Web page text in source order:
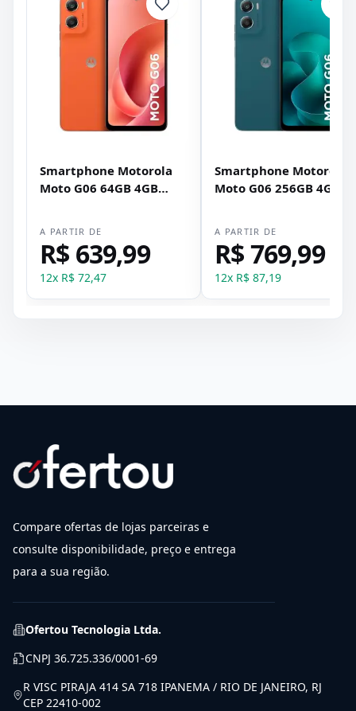
Smartphone Motorola
Moto G06 64GB 4GB
A PARTIR DE
R$ 639,99
12x R$ 72,47
Smartphone Motorola
Moto G06 256GB 4GB
A PARTIR DE
R$ 769,99
12x R$ 87,19
Compare ofertas de lojas parceiras e
consulte disponibilidade, preço e entrega
para a sua região.
Ofertou Tecnologia Ltda.
CNPJ 36.725.336/0001-69
R VISC PIRAJA 414 SA 718 IPANEMA / RIO DE JANEIRO, RJ
CEP 22410-002